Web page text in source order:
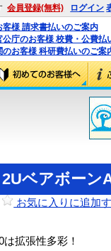
会員登録(無料) ログイン
客様 請求書払いのご案内
公庁のお客様 校費・公費払
のお客様 科研費払いのご案
2Uベアボーン
お気に入りに追加
拡張性多彩！